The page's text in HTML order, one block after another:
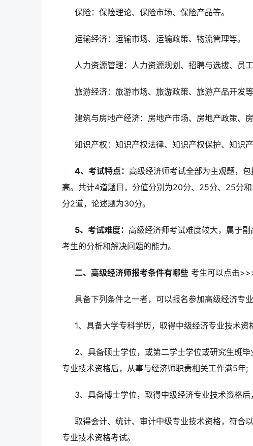
保险：保险理论、保险市场、保险产品等。
运输经济：运输市场、运输政策、物流管理等。
人力资源管理：人力资源规划、招聘与选拔、员工
旅游经济：旅游市场、旅游政策、旅游产品开发等
建筑与房地产经济：房地产市场、房地产政策、房
知识产权：知识产权法律、知识产权保护、知识产
4、考试特点： 高级经济师考试全部为主观题，
高。共计4道题目，分值分别为20分、25分、25分
分2道，论述题为30分。
5、考试难度： 高级经济师考试难度较大，属于
考生的分析和解决问题的能力。
二、高级经济师报考条件有哪些 考生可以点击
具备下列条件之一者，可以报名参加高级经济专业
1、具备大学专科学历，取得中级经济专业技术
2、具备硕士学位，或第二学士学位或研究生班
专业技术资格后，从事与经济师职责相关工作满5年;
3、具备博士学位，取得中级经济专业技术资格后
取得会计、统计、审计中级专业技术资格，符合
专业技术资格考试。